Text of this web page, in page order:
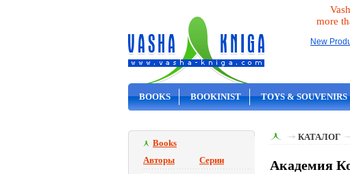
more
New
BOOKS BOOKINIST TOYS & SOUVENIRS
Books
Авторы
Серии
КАТАЛОГ
Академия